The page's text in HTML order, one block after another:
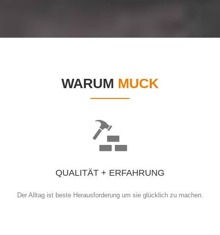
WARUM MUCK
QUALITÄT + ERFAHRUNG
Der Alltag ist beste Herausforderung um sie glücklich zu machen.